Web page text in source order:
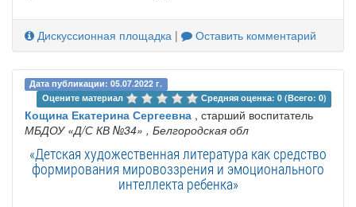
Дискуссионная площадка | Оставить комментарий
Дата публикации: 05.07.2022 г.
Оцените материал
Средняя оценка: 0 (Всего: 0)
Кощина Екатерина Сергеевна , старший воспитатель
МБДОУ «Д/С КВ №34» , Белгородская обл
«Детская художественная литература как средство
формирования мировоззрения и эмоционального
интеллекта ребенка»